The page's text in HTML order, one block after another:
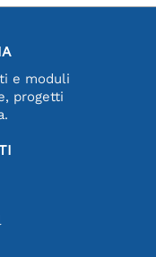
e moduli
progetti